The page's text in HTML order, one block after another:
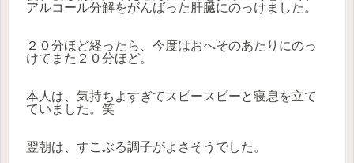
アルコール分解をがんばった肝臓にのっけました。
２０分ほど経ったら、今度はおへそのあたりにのっ
けてまた２０分ほど。
本人は、気持ちよすぎてスピースピーと寝息を立て
ていました。笑
翌朝は、すこぶる調子がよさそうでした。